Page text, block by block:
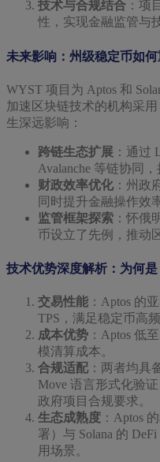
技术与合规结合 ：项
性，实现金融监管与
未来影响：州级稳定币如
WYST 项目为 Aptos 和
加速区块链技术的机构采
生深远影响：
跨链生态扩展 ：通过
Avalanche 等链协同
财政效率优化 ：州政
同时提升金融操作效
监管框架探索 ：怀俄
币设立了先例，推动
技术优势深度解析：为何
交易性能 ：Aptos 的
TPS，满足稳定币高
成本优势 ：Aptos 低
模清算成本。
合规适配 ：两者均具
Move 语言形式化验
政府项目合规要求。
生态成熟度 ：Aptos
署）与 Solana 的
用场景。